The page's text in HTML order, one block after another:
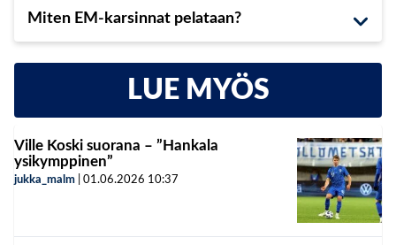
lisätietoa otteluiden lipunmyynnistä.
Miten EM-karsinnat pelataan?
joista kaksi parasta etenee suoraan EM-kisoihin.
Lisäksi Suomella on mahdollisuus vielä edetä
karsintojen jälkeen.
LUE MYÖS
Ville Koski suorana – ”Hankala
ysikymppinen”
jukka_malm 01.06.2026 10:37